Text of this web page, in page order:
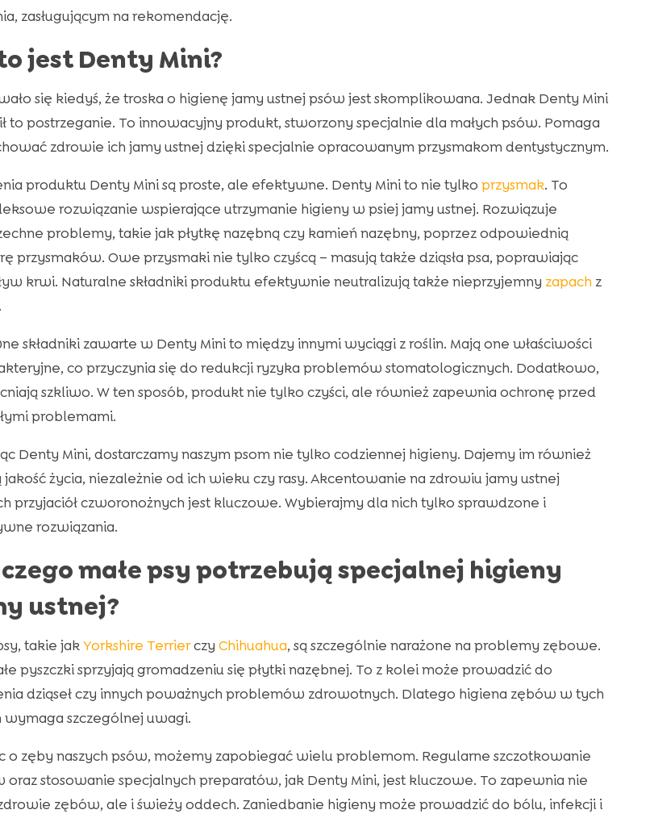
zasługującym na rekomendację.
jest Denty Mini?
się kiedyś, że troska o higienę jamy ustnej psów jest skomplikowana. Jednak Denty Mini
to postrzeganie. To innowacyjny produkt, stworzony specjalnie dla małych psów. Pomaga
zdrowie ich jamy ustnej dzięki specjalnie opracowanym przysmakom dentystycznym.
produktu Denty Mini są proste, ale efektywne. Denty Mini to nie tylko przysmak. To
rozwiązanie wspierające utrzymanie higieny w psiej jamy ustnej. Rozwiązuje
problemy, takie jak płytkę nazębną czy kamień nazębny, poprzez odpowiednią
przysmaków. Owe przysmaki nie tylko czyścą – masują także dziąsła psa, poprawiając
krwi. Naturalne składniki produktu efektywnie neutralizują także nieprzyjemny zapach z
składniki zawarte w Denty Mini to między innymi wyciągi z roślin. Mają one właściwości
co przyczynia się do redukcji ryzyka problemów stomatologicznych. Dodatkowo,
szkliwo. W ten sposób, produkt nie tylko czyści, ale również zapewnia ochronę przed
problemami.
Denty Mini, dostarczamy naszym psom nie tylko codziennej higieny. Dajemy im również
jakość życia, niezależnie od ich wieku czy rasy. Akcentowanie na zdrowiu jamy ustnej
przyjaciół czworonożnych jest kluczowe. Wybierajmy dla nich tylko sprawdzone i
rozwiązania.
małe psy potrzebują specjalnej higieny
ustnej?
takie jakYorkshire Terrierczy Chihuahua, są szczególnie narażone na problemy zębowe.
pyszczki sprzyjają gromadzeniu się płytki nazębnej. To z kolei może prowadzić do
dziąseł czy innych poważnych problemów zdrowotnych. Dlatego higiena zębów w tych
wymaga szczególnej uwagi.
o zęby naszych psów, możemy zapobiegać wielu problemom. Regularne szczotkowanie
oraz stosowanie specjalnych preparatów, jak Denty Mini, jest kluczowe. To zapewnia nie
zębów, ale i świeży oddech. Zaniedbanie higieny może prowadzić do bólu, infekcji i